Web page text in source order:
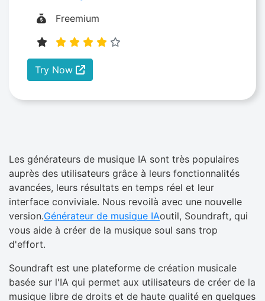
Freemium
Try Now
Les générateurs de musique IA sont très populaires
auprès des utilisateurs grâce à leurs fonctionnalités
avancées, leurs résultats en temps réel et leur
interface conviviale. Nous revoilà avec une nouvelle
version.Générateur de musique IAoutil, Soundraft, qui
vous aide à créer de la musique soul sans trop
d'effort.
Soundraft est une plateforme de création musicale
basée sur l'IA qui permet aux utilisateurs de créer de la
musique libre de droits et de haute qualité en quelques